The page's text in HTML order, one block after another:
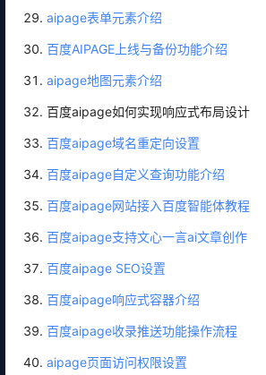
aipage表单元素介绍
百度AIPAGE上线与备份功能介绍
aipage地图元素介绍
百度aipage如何实现响应式布局设计
百度aipage域名重定向设置
百度aipage自定义查询功能介绍
百度aipage网站接入百度智能体教程
百度aipage支持文心一言ai文章创作
百度aipage SEO设置
百度aipage响应式容器介绍
百度aipage收录推送功能操作流程
aipage页面访问权限设置